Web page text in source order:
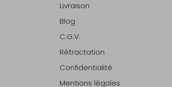
Livraison
Blog
C.G.V.
Rétractation
Confidentialité
Mentions légales